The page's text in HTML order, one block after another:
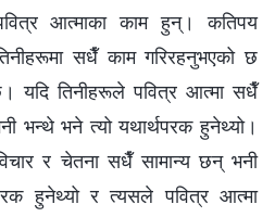
आत्माका काम हुन्। कतिपय
सधैँ काम गरिरहनुभएको छ
यदि तिनीहरूले पवित्र आत्मा सधैँ
भन्थे भने त्यो यथार्थपरक हुनेथ्यो।
र चेतना सधैँ सामान्य छन् भनी
हुनेथ्यो र त्यसले पवित्र आत्मा